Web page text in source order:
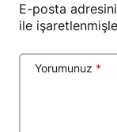
E-posta
ile
Yorumunuz *